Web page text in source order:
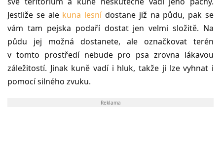
Jestliže se ale kuna lesní dostane již na půdu, pak se
vám tam pejska podaří dostat jen velmi složitě. Na
půdu jej možná dostanete, ale označkovat terén
v tomto prostředí nebude pro psa zrovna lákavou
záležitostí. Jinak kuně vadí i hluk, takže ji lze vyhnat i
pomocí silného zvuku.
Reklama